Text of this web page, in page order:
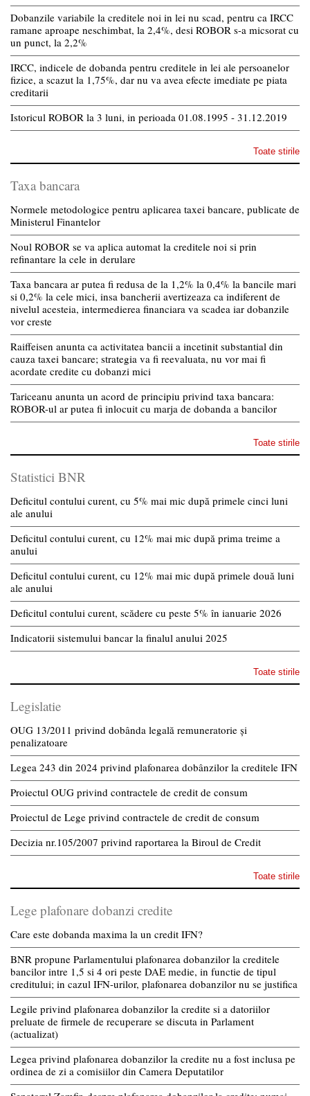
Dobanzile variabile la creditele noi in lei nu scad, pentru ca IRCC
ramane aproape neschimbat, la 2,4%, desi ROBOR s-a micsorat cu
un punct, la 2,2%
IRCC, indicele de dobanda pentru creditele in lei ale persoanelor
fizice, a scazut la 1,75%, dar nu va avea efecte imediate pe piata
creditarii
Istoricul ROBOR la 3 luni, in perioada 01.08.1995 - 31.12.2019
Toate stirile
Taxa bancara
Normele metodologice pentru aplicarea taxei bancare, publicate de
Ministerul Finantelor
Noul ROBOR se va aplica automat la creditele noi si prin
refinantare la cele in derulare
Taxa bancara ar putea fi redusa de la 1,2% la 0,4% la bancile mari
si 0,2% la cele mici, insa bancherii avertizeaza ca indiferent de
nivelul acesteia, intermedierea financiara va scadea iar dobanzile
vor creste
Raiffeisen anunta ca activitatea bancii a incetinit substantial din
cauza taxei bancare; strategia va fi reevaluata, nu vor mai fi
acordate credite cu dobanzi mici
Tariceanu anunta un acord de principiu privind taxa bancara:
ROBOR-ul ar putea fi inlocuit cu marja de dobanda a bancilor
Toate stirile
Statistici BNR
Deficitul contului curent, cu 5% mai mic după primele cinci luni
ale anului
Deficitul contului curent, cu 12% mai mic după prima treime a
anului
Deficitul contului curent, cu 12% mai mic după primele două luni
ale anului
Deficitul contului curent, scădere cu peste 5% în ianuarie 2026
Indicatorii sistemului bancar la finalul anului 2025
Toate stirile
Legislatie
OUG 13/2011 privind dobânda legală remuneratorie și
penalizatoare
Legea 243 din 2024 privind plafonarea dobânzilor la creditele IFN
Proiectul OUG privind contractele de credit de consum
Proiectul de Lege privind contractele de credit de consum
Decizia nr.105/2007 privind raportarea la Biroul de Credit
Toate stirile
Lege plafonare dobanzi credite
Care este dobanda maxima la un credit IFN?
BNR propune Parlamentului plafonarea dobanzilor la creditele
bancilor intre 1,5 si 4 ori peste DAE medie, in functie de tipul
creditului; in cazul IFN-urilor, plafonarea dobanzilor nu se justifica
Legile privind plafonarea dobanzilor la credite si a datoriilor
preluate de firmele de recuperare se discuta in Parlament
(actualizat)
Legea privind plafonarea dobanzilor la credite nu a fost inclusa pe
ordinea de zi a comisiilor din Camera Deputatilor